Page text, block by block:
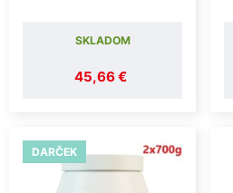
45,66 €
SKLADOM
DARČEK